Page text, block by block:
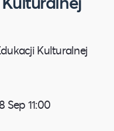
Kulturalnej
Sep 11:00